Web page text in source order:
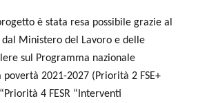
è stata resa possibile grazie al
Ministero del Lavoro e delle
sul Programma nazionale
2021-2027 (Priorità 2 FSE+
4 FESR “Interventi